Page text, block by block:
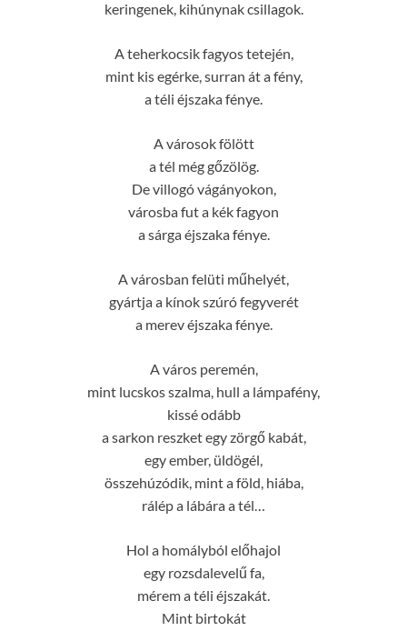
keringenek, kihúnynak csillagok.
A teherkocsik fagyos tetején,
mint kis egérke, surran át a fény,
a téli éjszaka fénye.
A városok fölött
a tél még gőzölög.
De villogó vágányokon,
városba fut a kék fagyon
a sárga éjszaka fénye.
A városban felüti műhelyét,
gyártja a kínok szúró fegyverét
a merev éjszaka fénye.
A város peremén,
mint lucskos szalma, hull a lámpafény,
kissé odább
a sarkon reszket egy zörgő kabát,
egy ember, üldögél,
összehúzódik, mint a föld, hiába,
rálép a lábára a tél…
Hol a homályból előhajol
egy rozsdalevelű fa,
mérem a téli éjszakát.
Mint birtokát